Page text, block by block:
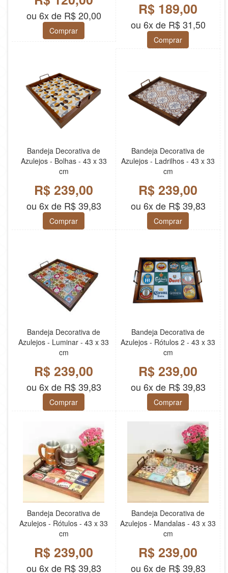
ou 6x de R$ 20,00
Comprar
R$ 189,00
ou 6x de R$ 31,50
Comprar
Bandeja Decorativa de
Azulejos - Bolhas - 43 x 33
cm
R$ 239,00
ou 6x de R$ 39,83
Comprar
Bandeja Decorativa de
Azulejos - Ladrilhos - 43 x 33
cm
R$ 239,00
ou 6x de R$ 39,83
Comprar
Bandeja Decorativa de
Azulejos - Luminar - 43 x 33
cm
R$ 239,00
ou 6x de R$ 39,83
Comprar
Bandeja Decorativa de
Azulejos - Rótulos 2 - 43 x 33
cm
R$ 239,00
ou 6x de R$ 39,83
Comprar
Bandeja Decorativa de
Azulejos - Rótulos - 43 x 33
cm
R$ 239,00
ou 6x de R$ 39,83
Bandeja Decorativa de
Azulejos - Mandalas - 43 x 33
cm
R$ 239,00
ou 6x de R$ 39,83